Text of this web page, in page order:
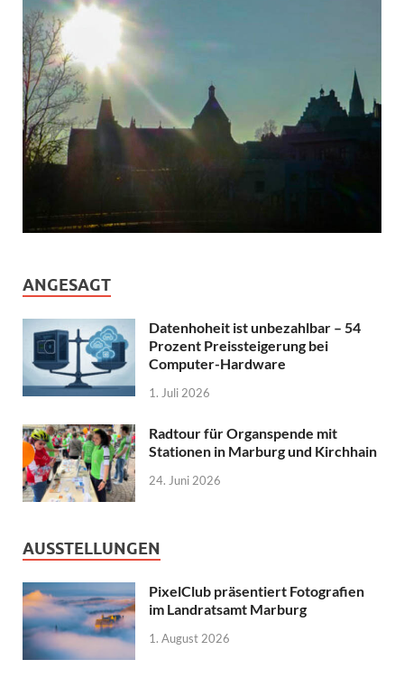
ANGESAGT
Datenhoheit ist unbezahlbar – 54
Prozent Preissteigerung bei
Computer-Hardware
1. Juli 2026
Radtour für Organspende mit
Stationen in Marburg und Kirchhain
24. Juni 2026
AUSSTELLUNGEN
PixelClub präsentiert Fotografien
im Landratsamt Marburg
1. August 2026